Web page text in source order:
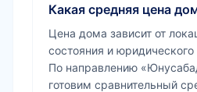
Какая средняя цена
Цена дома зависит от
состояния и юридического
По направлению
готовим сравнительный